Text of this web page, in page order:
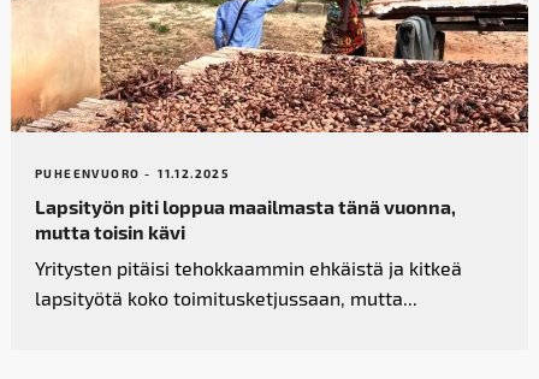
PUHEENVUORO - 11.12.2025
Lapsityön piti loppua maailmasta tänä vuonna,
mutta toisin kävi
Yritysten pitäisi tehokkaammin ehkäistä ja kitkeä
lapsityötä koko toimitusketjussaan, mutta...